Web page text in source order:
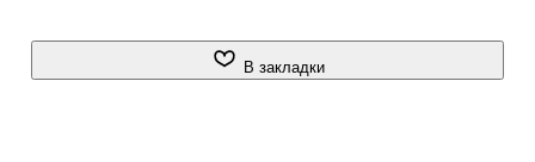
день с родными и находя время для самих себя. Будучи людьми
В закладки